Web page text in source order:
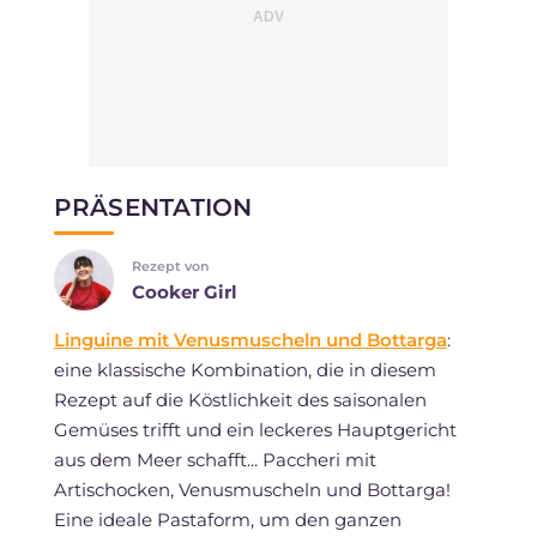
PRÄSENTATION
Rezept von
Cooker Girl
Linguine mit Venusmuscheln und Bottarga:
eine klassische Kombination, die in diesem
Rezept auf die Köstlichkeit des saisonalen
Gemüses trifft und ein leckeres Hauptgericht
aus dem Meer schafft... Paccheri mit
Artischocken, Venusmuscheln und Bottarga!
Eine ideale Pastaform, um den ganzen